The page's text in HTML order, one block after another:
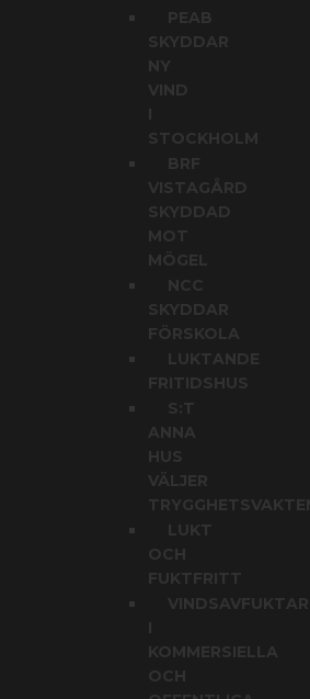
PEAB
SKYDDAR
NY
VIND
STOCKHOLM
BRF
VISTAGÅRD
SKYDDAD
MOT
MÖGEL
SKYDDAR
FÖRSKOLA
LUKTANDE
FRITIDSHUS
ANNA
HUS
VÄLJER
TRYGGHETSVAKTEN
LUKT
OCH
FUKTFRITT
VINDSAVFUKTARE
KOMMERSIELLA
OCH